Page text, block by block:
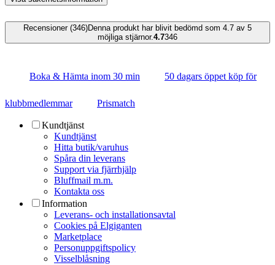
Recensioner (346)Denna produkt har blivit bedömd som 4.7 av 5
möjliga stjärnor.4.7346
Boka & Hämta inom 30 min 50 dagars öppet köp för
klubbmedlemmar Prismatch
Kundtjänst
Kundtjänst
Hitta butik/varuhus
Spåra din leverans
Support via fjärrhjälp
Bluffmail m.m.
Kontakta oss
Information
Leverans- och installationsavtal
Cookies på Elgiganten
Marketplace
Personuppgiftspolicy
Visselblåsning